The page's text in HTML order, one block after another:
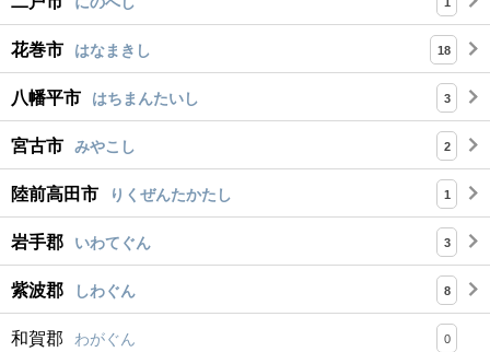
花巻市 はなまきし 18
八幡平市 はちまんたいし 3
宮古市 みやこし 2
陸前高田市 りくぜんたかたし 1
岩手郡 いわてぐん 3
紫波郡 しわぐん 8
和賀郡 わがぐん 0